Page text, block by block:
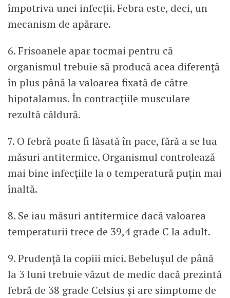
împotriva unei infecții. Febra este, deci, un
mecanism de apărare.
6. Frisoanele apar tocmai pentru că
organismul trebuie să producă acea diferență
în plus până la valoarea fixată de către
hipotalamus. În contracțiile musculare
rezultă căldură.
7. O febră poate fi lăsată în pace, fără a se lua
măsuri antitermice. Organismul controlează
mai bine infecțiile la o temperatură puțin mai
înaltă.
8. Se iau măsuri antitermice dacă valoarea
temperaturii trece de 39,4 grade C la adult.
9. Prudență la copiii mici. Bebelușul de până
la 3 luni trebuie văzut de medic dacă prezintă
febră de 38 grade Celsius și are simptome de